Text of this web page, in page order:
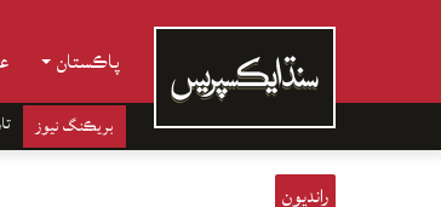
پاڪستان
بريڪنگ نيوز
رانديون